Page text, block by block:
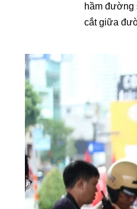
hầm đường
cắt giữa